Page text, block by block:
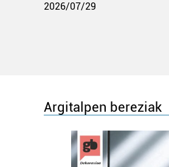
2026/07/29
Argitalpen bereziak